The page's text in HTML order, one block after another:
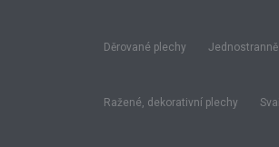
Děrované plechy
Ražené, dekorativní plechy